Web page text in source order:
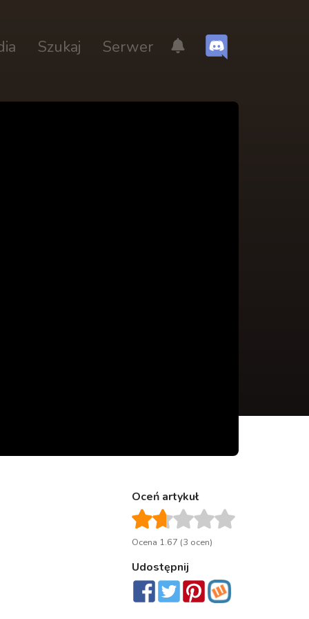
Szukaj Serwer
Oceń artykuł
Ocena 1.67 (3 ocen)
Udostępnij